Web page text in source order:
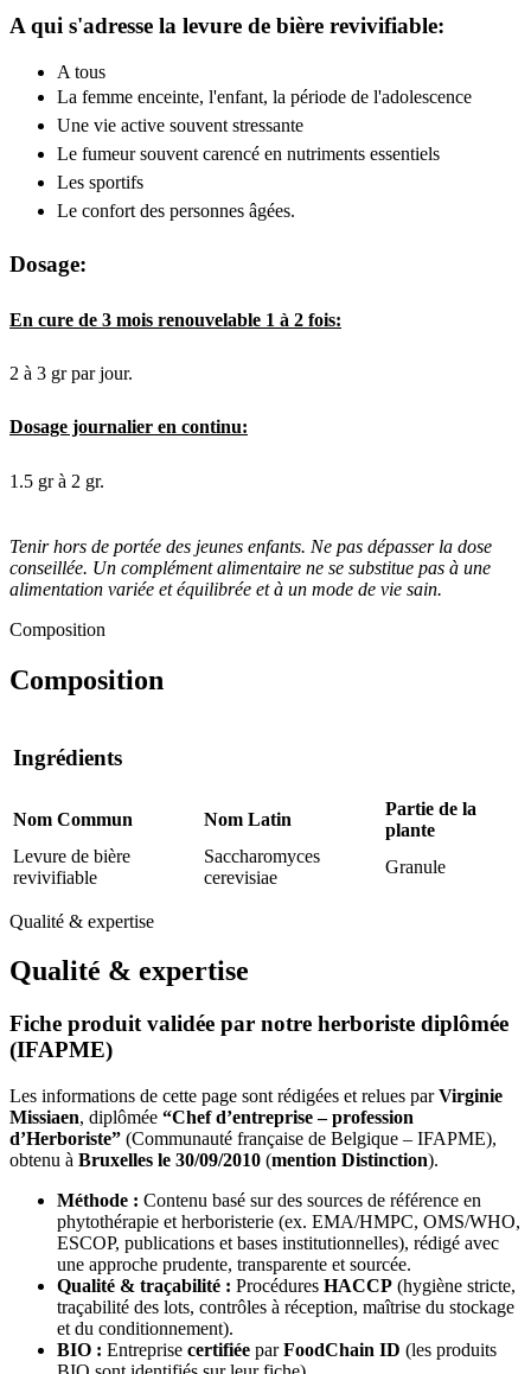
A qui s'adresse la levure de bière revivifiable:
A tous
La femme enceinte, l'enfant, la période de l'adolescence
Une vie active souvent stressante
Le fumeur souvent carencé en nutriments essentiels
Les sportifs
Le confort des personnes âgées.
Dosage:
En cure de 3 mois renouvelable 1 à 2 fois:
2 à 3 gr par jour.
Dosage journalier en continu:
1.5 gr à 2 gr.
Tenir hors de portée des jeunes enfants. Ne pas dépasser la dose
conseillée. Un complément alimentaire ne se substitue pas à une
alimentation variée et équilibrée et à un mode de vie sain.
Composition
Composition
Ingrédients
Nom Commun Nom Latin
Partie de la
plante
Levure de bière
revivifiable
Saccharomyces
cerevisiae
Granule
Qualité & expertise
Qualité & expertise
Fiche produit validée par notre herboriste diplômée
(IFAPME)
Les informations de cette page sont rédigées et relues parVirginie
Missiaen, diplômée “Chef d’entreprise – profession
d’Herboriste” (Communauté française de Belgique – IFAPME),
obtenu à Bruxelles le 30/09/2010 (mention Distinction).
Méthode : Contenu basé sur des sources de référence en
phytothérapie et herboristerie (ex. EMA/HMPC, OMS/WHO,
ESCOP, publications et bases institutionnelles), rédigé avec
une approche prudente, transparente et sourcée.
Qualité & traçabilité : Procédures HACCP (hygiène stricte,
traçabilité des lots, contrôles à réception, maîtrise du stockage
et du conditionnement).
BIO : Entreprise certifiée parFoodChain ID (les produits